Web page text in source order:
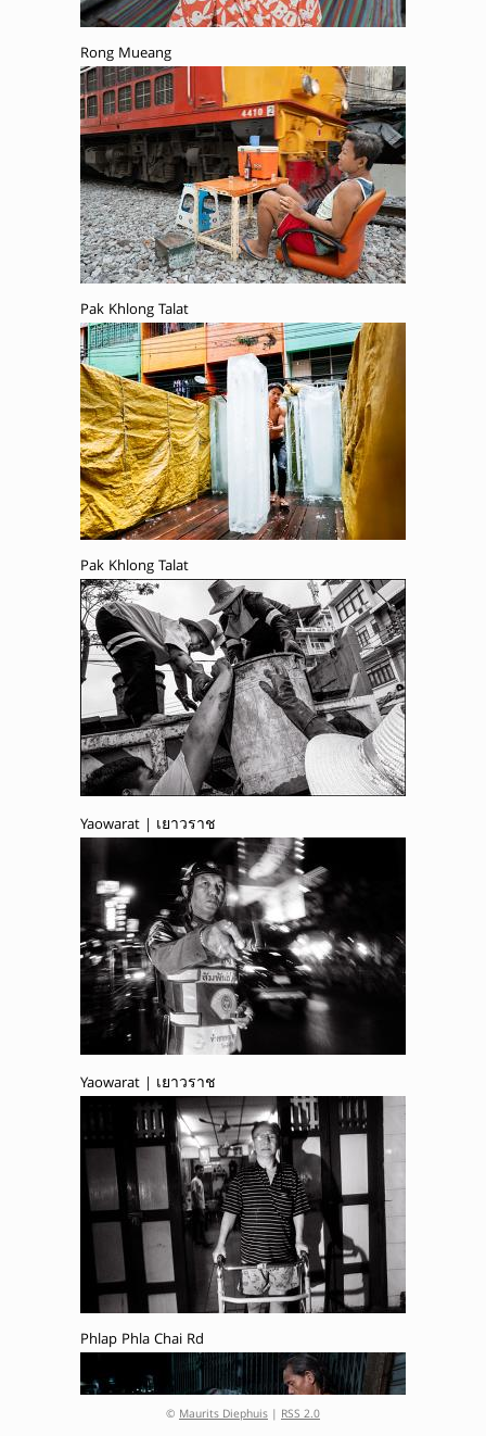
Rong Mueang
Pak Khlong Talat
Pak Khlong Talat
Yaowarat | เยาวราช
Yaowarat | เยาวราช
Phlap Phla Chai Rd
© Maurits Diephuis | RSS 2.0